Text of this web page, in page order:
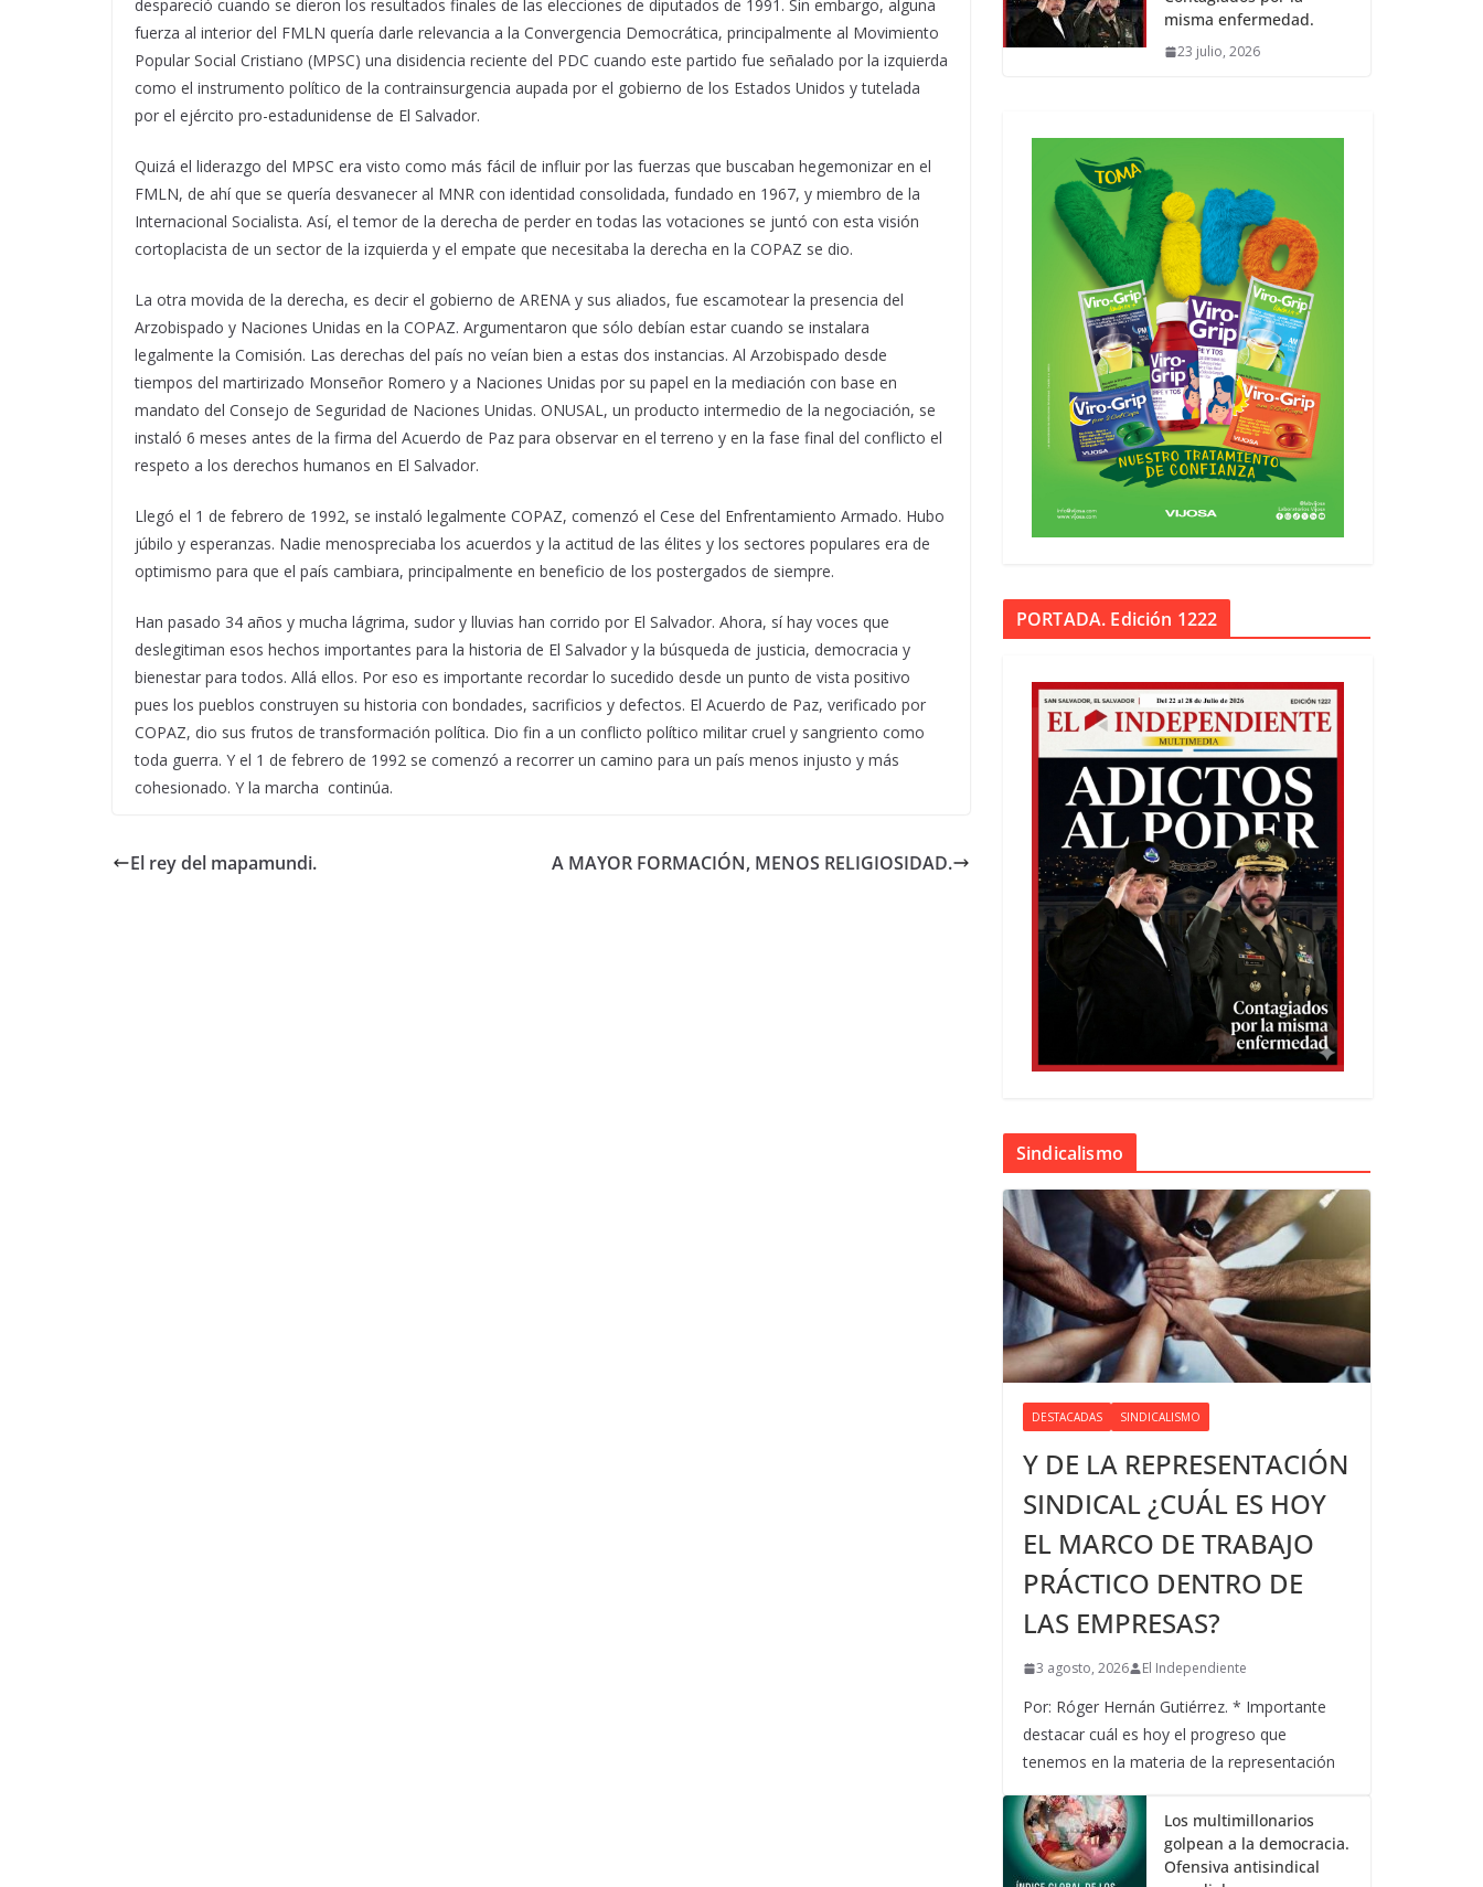
despareció cuando se dieron los resultados finales de las elecciones de diputados de 1991. Sin embargo, alguna
fuerza al interior del FMLN quería darle relevancia a la Convergencia Democrática, principalmente al Movimiento
Popular Social Cristiano (MPSC) una disidencia reciente del PDC cuando este partido fue señalado por la izquierda
como el instrumento político de la contrainsurgencia aupada por el gobierno de los Estados Unidos y tutelada
por el ejército pro-estadunidense de El Salvador.
Quizá el liderazgo del MPSC era visto como más fácil de influir por las fuerzas que buscaban hegemonizar en el
FMLN, de ahí que se quería desvanecer al MNR con identidad consolidada, fundado en 1967, y miembro de la
Internacional Socialista. Así, el temor de la derecha de perder en todas las votaciones se juntó con esta visión
cortoplacista de un sector de la izquierda y el empate que necesitaba la derecha en la COPAZ se dio.
La otra movida de la derecha, es decir el gobierno de ARENA y sus aliados, fue escamotear la presencia del
Arzobispado y Naciones Unidas en la COPAZ. Argumentaron que sólo debían estar cuando se instalara
legalmente la Comisión. Las derechas del país no veían bien a estas dos instancias. Al Arzobispado desde
tiempos del martirizado Monseñor Romero y a Naciones Unidas por su papel en la mediación con base en
mandato del Consejo de Seguridad de Naciones Unidas. ONUSAL, un producto intermedio de la negociación, se
instaló 6 meses antes de la firma del Acuerdo de Paz para observar en el terreno y en la fase final del conflicto el
respeto a los derechos humanos en El Salvador.
Llegó el 1 de febrero de 1992, se instaló legalmente COPAZ, comenzó el Cese del Enfrentamiento Armado. Hubo
júbilo y esperanzas. Nadie menospreciaba los acuerdos y la actitud de las élites y los sectores populares era de
optimismo para que el país cambiara, principalmente en beneficio de los postergados de siempre.
Han pasado 34 años y mucha lágrima, sudor y lluvias han corrido por El Salvador. Ahora, sí hay voces que
deslegitiman esos hechos importantes para la historia de El Salvador y la búsqueda de justicia, democracia y
bienestar para todos. Allá ellos. Por eso es importante recordar lo sucedido desde un punto de vista positivo
pues los pueblos construyen su historia con bondades, sacrificios y defectos. El Acuerdo de Paz, verificado por
COPAZ, dio sus frutos de transformación política. Dio fin a un conflicto político militar cruel y sangriento como
toda guerra. Y el 1 de febrero de 1992 se comenzó a recorrer un camino para un país menos injusto y más
cohesionado. Y la marcha continúa.
El rey del mapamundi. A MAYOR FORMACIÓN, MENOS RELIGIOSIDAD.
misma enfermedad.
23 julio, 2026
PORTADA. Edición 1222
Sindicalismo
DESTACADAS SINDICALISMO
Y DE LA REPRESENTACIÓN
SINDICAL ¿CUÁL ES HOY
EL MARCO DE TRABAJO
PRÁCTICO DENTRO DE
LAS EMPRESAS?
3 agosto, 2026 El Independiente
Por: Róger Hernán Gutiérrez. * Importante
destacar cuál es hoy el progreso que
tenemos en la materia de la representación
Los multimillonarios
golpean a la democracia.
Ofensiva antisindical